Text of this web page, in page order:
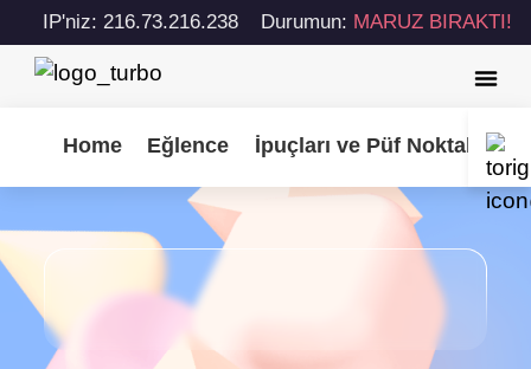
IP'niz: 216.73.216.238 Durumun: MARUZ BIRAKTI!
Home Eğlence İpuçları ve Püf Noktaları